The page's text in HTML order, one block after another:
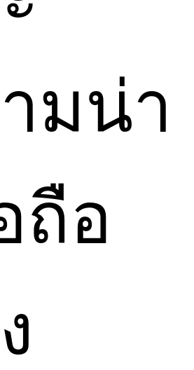
มน่า
ถือ